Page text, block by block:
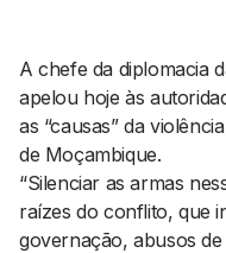
Contactos
EMAIL
GERAL@BANTUMEN.COM
WHATSAPP
+351 912 127 577
A chefe da diplomacia
apelou hoje às
as “causas” da
de Moçambique.
“Silenciar as armas
raízes do conflito, que
governação, abusos